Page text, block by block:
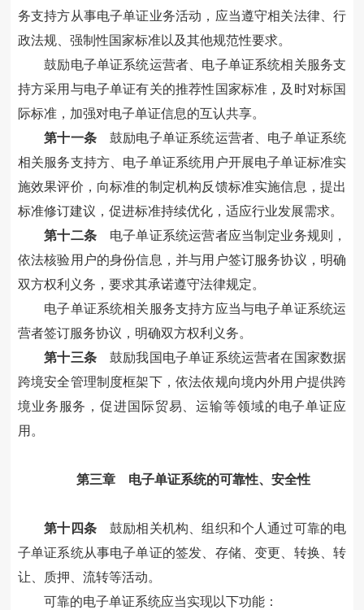
务支持方从事电子单证业务活动，应当遵守相关法律、行
政法规、强制性国家标准以及其他规范性要求。
鼓励电子单证系统运营者、电子单证系统相关服务支
持方采用与电子单证有关的推荐性国家标准，及时对标国
际标准，加强对电子单证信息的互认共享。
第十一条鼓励电子单证系统运营者、电子单证系统
相关服务支持方、电子单证系统用户开展电子单证标准实
施效果评价，向标准的制定机构反馈标准实施信息，提出
标准修订建议，促进标准持续优化，适应行业发展需求。
第十二条电子单证系统运营者应当制定业务规则，
依法核验用户的身份信息，并与用户签订服务协议，明确
双方权利义务，要求其承诺遵守法律规定。
电子单证系统相关服务支持方应当与电子单证系统运
营者签订服务协议，明确双方权利义务。
第十三条鼓励我国电子单证系统运营者在国家数据
跨境安全管理制度框架下，依法依规向境内外用户提供跨
境业务服务，促进国际贸易、运输等领域的电子单证应
用。
第三章 电子单证系统的可靠性、安全性
第十四条鼓励相关机构、组织和个人通过可靠的电
子单证系统从事电子单证的签发、存储、变更、转换、转
让、质押、流转等活动。
可靠的电子单证系统应当实现以下功能：